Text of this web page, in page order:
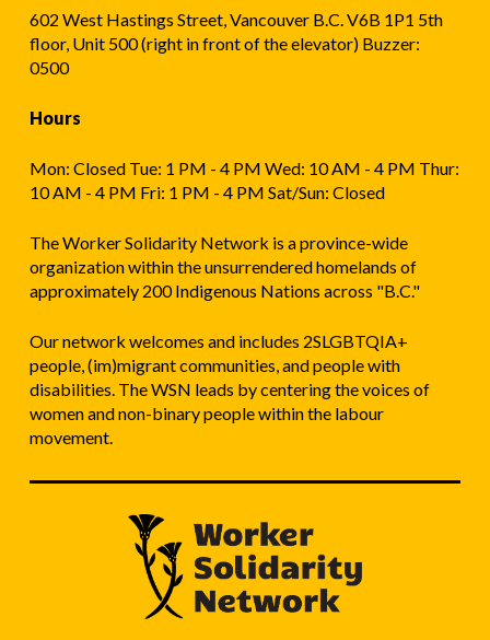
602 West Hastings Street, Vancouver B.C. V6B 1P1 5th
floor, Unit 500 (right in front of the elevator) Buzzer:
0500
Hours
Mon: Closed Tue: 1 PM - 4 PM Wed: 10 AM - 4 PM Thur:
10 AM - 4 PM Fri: 1 PM - 4 PM Sat/Sun: Closed
The Worker Solidarity Network is a province-wide
organization within the unsurrendered homelands of
approximately 200 Indigenous Nations across "B.C."
Our network welcomes and includes 2SLGBTQIA+
people, (im)migrant communities, and people with
disabilities. The WSN leads by centering the voices of
women and non-binary people within the labour
movement.